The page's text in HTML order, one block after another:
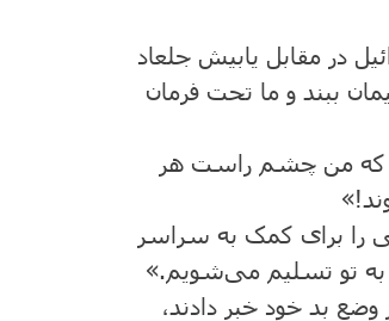
در مقابل یابیش جلعاد
ببند و ما تحت فرمان
که من چشم راست هر
را برای کمک به سراسر
به تو تسلیم می‌شویم.»
بد خود خبر دادند،